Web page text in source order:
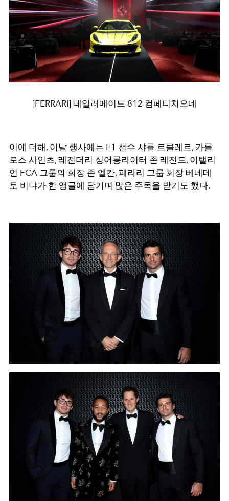
[FERRARI] 테일러메이드 812 컴페티치오네
이에 더해, 이날 행사에는 F1 선수 샤를 르클레르, 카를
로스 사인츠, 레전더리 싱어롱라이터 존 레전드, 이탤리
언 FCA 그룹의 회장 존 엘칸, 페라리 그룹 회장 베네데
토 비냐가 한 앵글에 담기며 많은 주목을 받기도 했다.